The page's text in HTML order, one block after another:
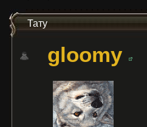
Тату
gloomy